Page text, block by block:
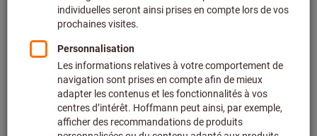
Fixer le prix 45 unités (0,18 € / 1 Unité)
+ TVA en vigueurPrix et frais de livraison
Prix personnalisés pour les clients professionnels après
connexion.